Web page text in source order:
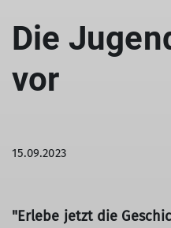
Die
vor
15.09.2023
"Erlebe jetzt die